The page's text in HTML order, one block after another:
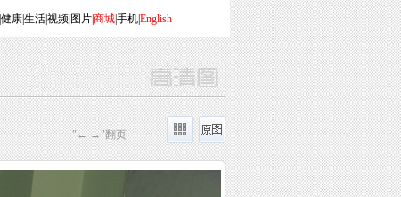
健康|生活|视频| 图片|商城|手机|English
"← →"翻页